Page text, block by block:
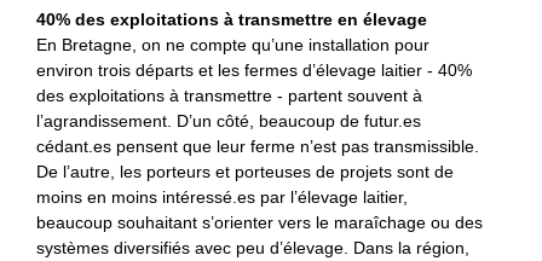
40% des exploitations à transmettre en élevage
En Bretagne, on ne compte qu’une installation pour
environ trois départs et les fermes d’élevage laitier - 40%
des exploitations à transmettre - partent souvent à
l’agrandissement. D’un côté, beaucoup de futur.es
cédant.es pensent que leur ferme n’est pas transmissible.
De l’autre, les porteurs et porteuses de projets sont de
moins en moins intéressé.es par l’élevage laitier,
beaucoup souhaitant s’orienter vers le maraîchage ou des
systèmes diversifiés avec peu d’élevage. Dans la région,